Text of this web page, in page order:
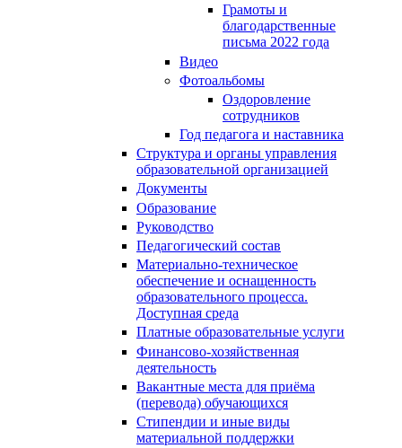
Грамоты и
благодарственные
письма 2022 года
Видео
Фотоальбомы
Оздоровление
сотрудников
Год педагога и наставника
Структура и органы управления
образовательной организацией
Документы
Образование
Руководство
Педагогический состав
Материально-техническое
обеспечение и оснащенность
образовательного процесса.
Доступная среда
Платные образовательные услуги
Финансово-хозяйственная
деятельность
Вакантные места для приёма
(перевода) обучающихся
Стипендии и иные виды
материальной поддержки